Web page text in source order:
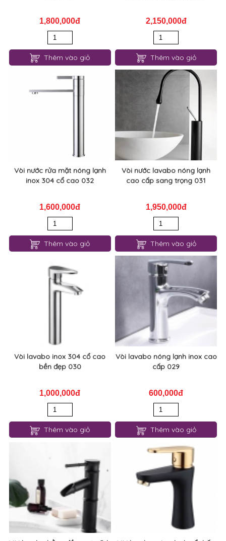
Vòi nước rửa mặt nóng lạnh
đẹp 034
1,800,000đ
Vòi nước lavabo cổ cao sơn
tĩnh điện sang trọng 033
2,150,000đ
Thêm vào giỏ
Vòi nước rửa mặt nóng lạnh
inox 304 cổ cao 032
1,600,000đ
Vòi nước lavabo nóng lạnh
cao cấp sang trọng 031
1,950,000đ
Thêm vào giỏ
Vòi lavabo inox 304 cổ cao
bền đẹp 030
1,000,000đ
Thêm vào giỏ
Vòi lavabo nóng lạnh inox cao
cấp 029
600,000đ
Thêm vào giỏ